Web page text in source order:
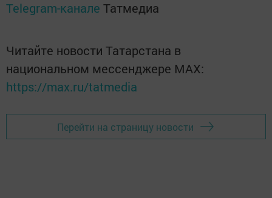
Telegram-канале Татмедиа
Читайте новости Татарстана в
национальном мессенджере MАХ:
https://max.ru/tatmedia
Перейти на страницу новости